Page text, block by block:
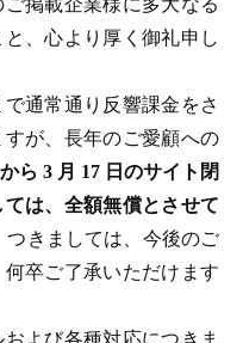
掲載企業様に多大なる
、心より厚く御礼申し
通常通り反響課金をさ
が、長年のご愛顧への
ら 3 月 17 日のサイト閉
は、全額無償とさせて
つきましては、今後のご
卒ご了承いただけます